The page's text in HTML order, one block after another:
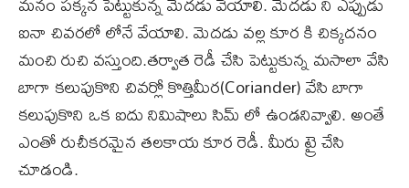
ఐనా చివరలో లోనే వేయాలి. మెదడు వల్ల కూర కి చిక్కదనం
మంచి రుచి వస్తుంది.తర్వాత రెడీ చేసి పెట్టుకున్న మసాలా వేసి
బాగా కలుపుకొని చివర్లో కొత్తిమీర(Coriander) వేసి బాగా
కలుపుకొని ఒక ఐదు నిమిషాలు సిమ్ లో ఉండనివ్వాలి. అంతే
ఎంతో రుచీకరమైన తలకాయ కూర రెడీ. మీరు ట్రై చేసి
చూడండి.